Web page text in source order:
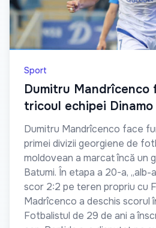
Sport
Dumitru Mandrîcenco
tricoul echipei Dinamo
Dumitru Mandrîcenco face
primei divizii georgiene de
moldovean a marcat încă un
Batumi. În etapa a 20-a, „alb-
scor 2:2 pe teren propriu cu
Madrîcenco a deschis scorul
Fotbalistul de 29 de ani a